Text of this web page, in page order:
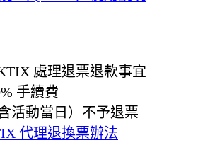
處理退票退款事宜
手續費
活動當日）不予退票
代理退換票辦法